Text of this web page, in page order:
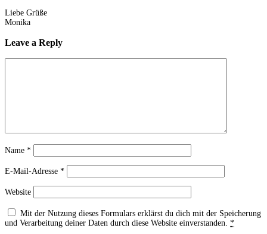
Liebe Grüße
Monika
Leave a Reply
Name *
E-Mail-Adresse *
Website
Mit der Nutzung dieses Formulars erklärst du dich mit der Speicherung
und Verarbeitung deiner Daten durch diese Website einverstanden. *